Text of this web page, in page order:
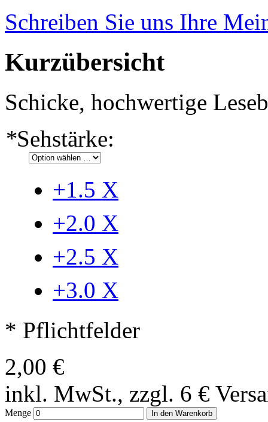
Schreiben Sie uns Ihre
Kurzübersicht
Schicke, hochwertige
*Sehstärke:
+1.5 X
+2.0 X
+2.5 X
+3.0 X
* Pflichtfelder
2,00 €
inkl. MwSt., zzgl. 6 €
Menge In den Warenkorb